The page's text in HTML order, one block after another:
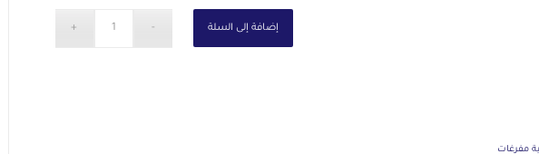
إضافة إلى السلة
مفرغات